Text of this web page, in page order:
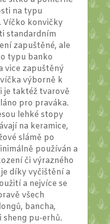
na typu
Víčko konvičky
standardním
zapuštěné, ale
typu banko
vice zapuštěný
výborně k
je taktéž tvarově
pro praváka.
lehké stopy
na keramice,
slámě po
používán a
či výrazného
díky vyčištění a
a nejvíce se
všech
bancha,
sheng pu-erhů.